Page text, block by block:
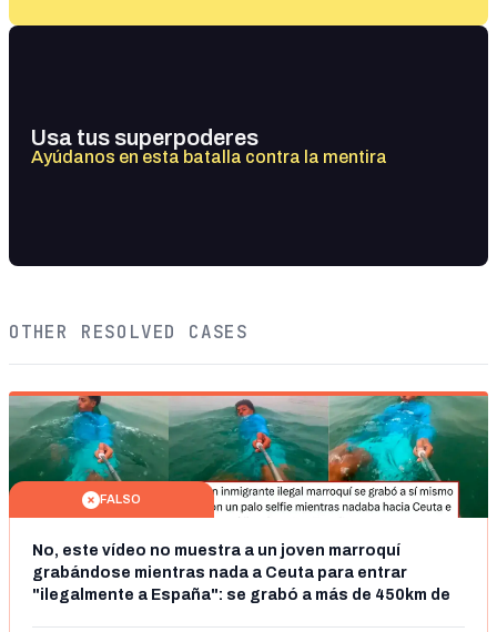
Usa tus superpoderes
Ayúdanos en esta batalla contra la mentira
OTHER RESOLVED CASES
FALSO
No, este vídeo no muestra a un joven marroquí
grabándose mientras nada a Ceuta para entrar
"ilegalmente a España": se grabó a más de 450km de